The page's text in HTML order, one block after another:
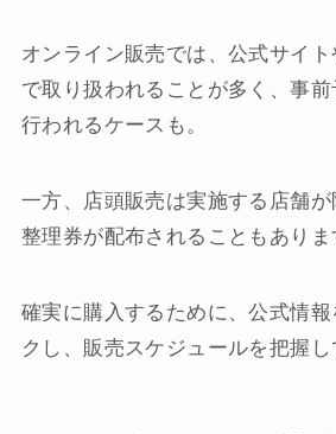
オンライン販売では、公式サイト
で取り扱われることが多く、事
行われるケースも。
一方、店頭販売は実施する店舗が
整理券が配布されることもありま
確実に購入するために、公式情
クし、販売スケジュールを把握し